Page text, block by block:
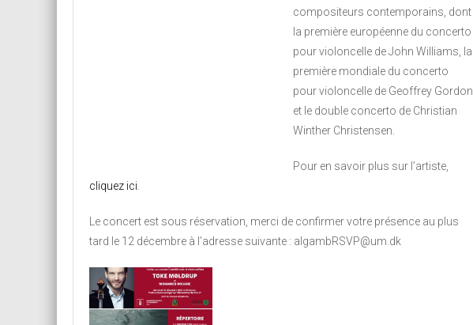
compositeurs contemporains, dont
la première européenne du concerto
pour violoncelle de John Williams, la
première mondiale du concerto
pour violoncelle de Geoffrey Gordon
et le double concerto de Christian
Winther Christensen.
Pour en savoir plus sur l’artiste,
cliquez ici.
Le concert est sous réservation, merci de confirmer votre présence au plus
tard le 12 décembre à l’adresse suivante : algambRSVP@um.dk